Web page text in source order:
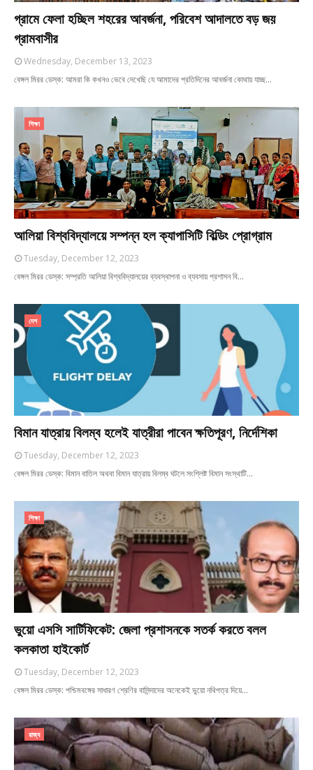
গ্রামে ফেলা হচ্ছিল শহরের আবর্জনা, পরিবেশ আদালতে বড় জয়
গ্রামবাসীর
Wednesday, December 13, 2023
বেঙ্গল মিরর ডেস্ক: আমরা কি কখনও ভেবে দেখেছি যে আমাদের প্রতিদিনের আবর্জনা কোথায় যাচ্ছ…
শিক্ষা
আলিয়া বিশ্ববিদ্যালয়ে সম্পন্ন হল ক্যাপাসিটি বিল্ডিং প্রোগ্রাম
Tuesday, December 12, 2023
বেঙ্গল মিরর ডেস্ক: সম্প্রতি আলিয়া বিশ্ববিদ্যালয়ের ব্যবস্থাপনা ও ব্যবসায় প্রশাসন বি…
দেশ
বিমান যাত্রায় বিলম্ব হলেই যাত্রীরা পাবেন ক্ষতিপূরণ, নির্দেশিকা
Tuesday, December 12, 2023
বেঙ্গল মিরর ডেস্ক: বিমান বাতিল অথবা বিমান যাত্রায় বিলম্ব ঘটলে সংশ্লিষ্ট বিমান সংস্থাটি…
শিক্ষা
ভুয়ো এসসি সার্টিফিকেট: জেলা প্রশাসনকে সতর্ক করতে বলল
কলকাতা হাইকোর্ট
Tuesday, December 12, 2023
বেঙ্গল মিরর ডেস্ক: পশ্চিমবঙ্গের সাধারণ শ্রেণির বাসিন্দাদের অনেকেই ভুয়ো নথিপত্র দিয়ে…
রাজ্য